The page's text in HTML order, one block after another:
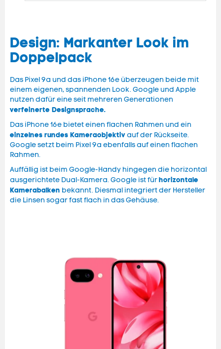
Design: Markanter Look im
Doppelpack
Das Pixel 9a und das iPhone 16e überzeugen beide mit
einem eigenen, spannenden Look. Google und Apple
nutzen dafür eine seit mehreren Generationen
verfeinerte Designsprache.
Das iPhone 16e bietet einen flachen Rahmen und ein
einzelnes rundes Kameraobjektivauf der Rückseite.
Google setzt beim Pixel 9a ebenfalls auf einen flachen
Rahmen.
Auffällig ist beim Google-Handy hingegen die horizontal
ausgerichtete Dual-Kamera. Google ist fürhorizontale
Kamerabalken bekannt. Diesmal integriert der Hersteller
die Linsen sogar fast flach in das Gehäuse.